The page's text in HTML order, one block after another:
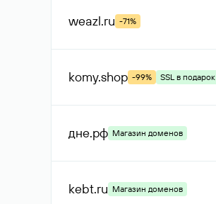
weazl.ru -71%
komy.shop -99% SSL в подарок
дне.рф Магазин доменов
kebt.ru Магазин доменов